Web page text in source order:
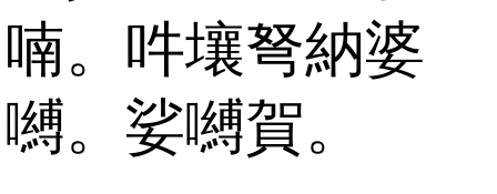
喃。吽壤弩納婆
嚩。娑嚩賀。